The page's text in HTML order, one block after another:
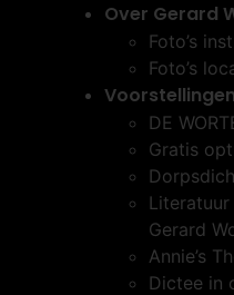
Over Gerard
Foto’s
Foto’s
Voorstellingen
DE
Gratis
Gerard
Annie’s
Dictee in